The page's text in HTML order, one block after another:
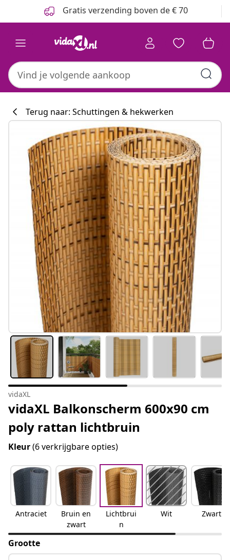
Gratis verzending boven de € 70
Terug naar: Schuttingen & hekwerken
vidaXL
vidaXL Balkonscherm 600x90 cm
poly rattan lichtbruin
Kleur(6 verkrijgbare opties)
Antraciet
Bruin en
zwart
Lichtbrui
n
Wit Zwart
Grootte